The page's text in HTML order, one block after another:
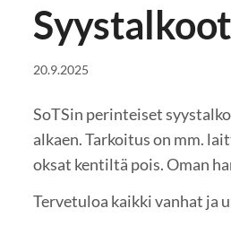
20.9.2025
SoTSin perinteiset
alkaen. Tarkoitus on mm.
oksat kentiltä pois. Oman
Tervetuloa kaikki vanhat ja